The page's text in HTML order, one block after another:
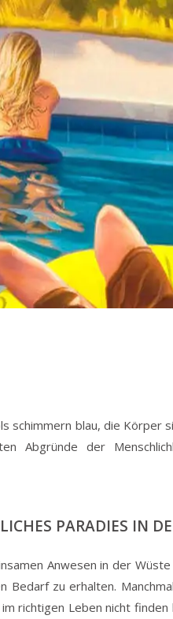
schimmern blau, die Körper
Abgründe der
PARADIES IN
Anwesen in der
zu erhalten.
richtigen Leben nicht